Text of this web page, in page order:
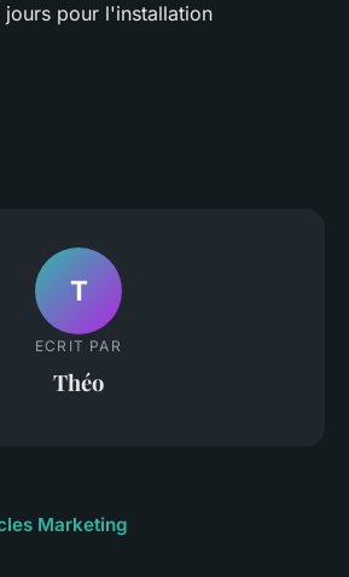
jours pour l'installation
T
ECRIT PAR
Théo
Marketing